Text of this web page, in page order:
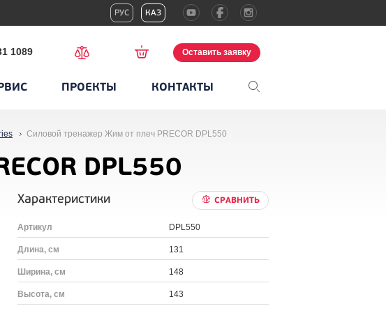
РУС КАЗ
1089 Оставить заявку
ПРОЕКТЫ КОНТАКТЫ
Силовой тренажер Жим от плеч PRECOR DPL550
DPL550
Характеристики СРАВНИТЬ
Артикул DPL550
Длина, см 131
Ширина, см 148
Высота, см 143